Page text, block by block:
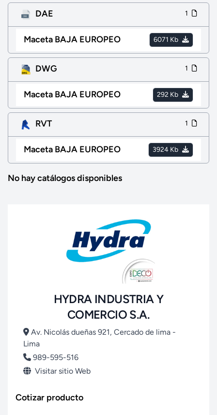
DAE 1
Maceta BAJA EUROPEO 6071 Kb
DWG 1
Maceta BAJA EUROPEO 292 Kb
RVT 1
Maceta BAJA EUROPEO 3924 Kb
No hay catálogos disponibles
HYDRA INDUSTRIA Y
COMERCIO S.A.
Av. Nicolás dueñas 921, Cercado de lima -
Lima
989-595-516
Visitar sitio Web
Cotizar producto